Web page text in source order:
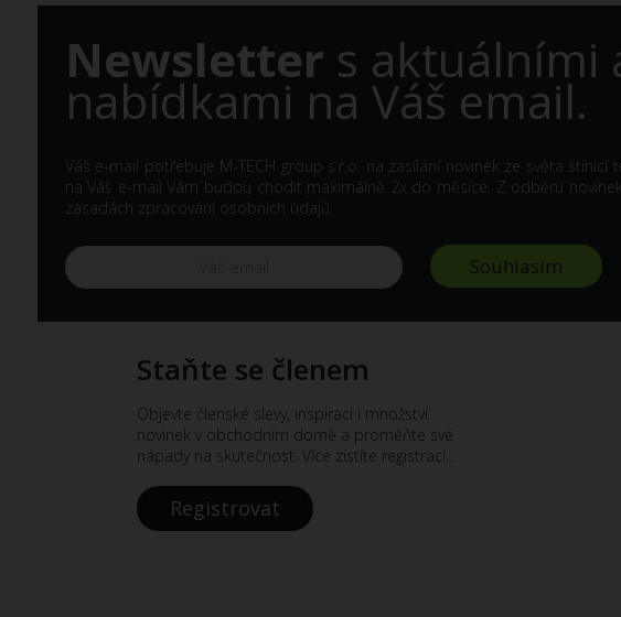
Newsletter s aktuálními
nabídkami na Váš email.
Váš e-mail potřebuje M-TECH group s.r.o. na zasílání novinek ze světa
na Váš e-mail Vám budou chodit maximálně 2x do měsíce. Z odběru
zásadách zpracování osobních údajů
Staňte se členem
Objevte členské slevy, inspiraci i množství
novinek v obchodním domě a proměňte své
nápady na skutečnost. Více zistíte registrací...
Registrovat